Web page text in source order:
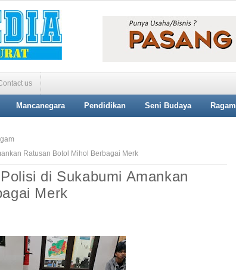
us
Mancanegara Pendidikan Seni Budaya Ragam
Ratusan Botol Mihol Berbagai Merk
di Sukabumi Amankan
Merk